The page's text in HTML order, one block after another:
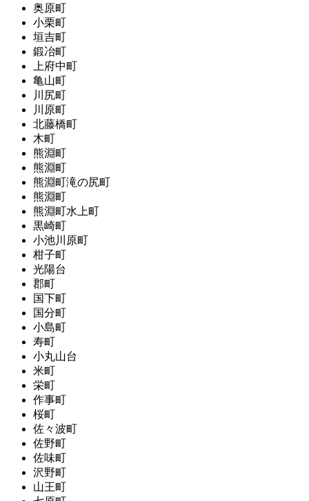
奥原町
小栗町
垣吉町
鍛冶町
上府中町
亀山町
川尻町
川原町
北藤橋町
木町
熊淵町
熊淵町
熊淵町滝の尻町
熊淵町
熊淵町水上町
黒崎町
小池川原町
柑子町
光陽台
郡町
国下町
国分町
小島町
寿町
小丸山台
米町
栄町
作事町
桜町
佐々波町
佐野町
佐味町
沢野町
山王町